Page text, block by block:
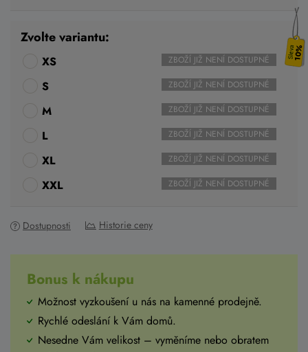
10%
Zvolte variantu:
XS ZBOŽÍ JIŽ NENÍ DOSTUPNÉ
S ZBOŽÍ JIŽ NENÍ DOSTUPNÉ
M ZBOŽÍ JIŽ NENÍ DOSTUPNÉ
L ZBOŽÍ JIŽ NENÍ DOSTUPNÉ
XL ZBOŽÍ JIŽ NENÍ DOSTUPNÉ
XXL ZBOŽÍ JIŽ NENÍ DOSTUPNÉ
Dostupnosti Historie ceny
Bonus k nákupu
Možnost vyzkoušení u nás na kamenné prodejně.
Rychlé odeslání k Vám domů.
Nesedne Vám velikost – vyměníme nebo obratem